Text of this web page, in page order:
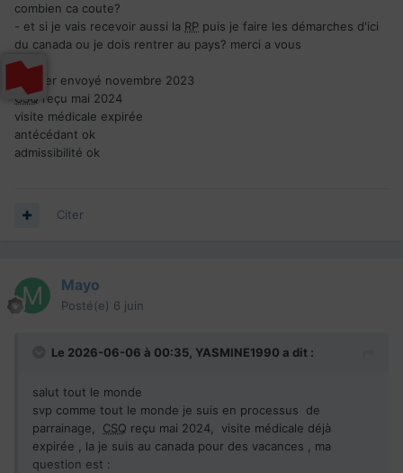
combien ca coute?
- et si je vais recevoir aussi la RP puis je faire les démarches d'ici
du canada ou je dois rentrer au pays? merci a vous
Dossier envoyé novembre 2023
CSQ reçu mai 2024
visite médicale expirée
antécédant ok
admissibilité ok
Citer
Mayo
Posté(e) 6 juin
Le 2026-06-06 à 00:35, YASMINE1990 a dit :
salut tout le monde
svp comme tout le monde je suis en processus de
parrainage, CSQ reçu mai 2024, visite médicale déjà
expirée , la je suis au canada pour des vacances , ma
question est :